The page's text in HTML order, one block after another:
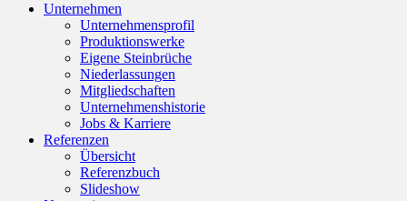
Unternehmen
Unternehmensprofil
Produktionswerke
Eigene Steinbrüche
Niederlassungen
Mitgliedschaften
Unternehmenshistorie
Jobs & Karriere
Referenzen
Übersicht
Referenzbuch
Slideshow